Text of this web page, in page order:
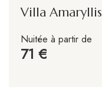
Villa Amaryllis
Nuitée à partir de
71